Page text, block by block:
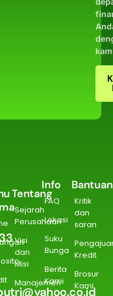
Tentang
Sejarah
Perusahaan
Visi
dan
Misi
Manajemen
Info
FAQ
Lokasi
Suku
Bunga
Berita
Kami
Bantuan
Kritik
dan
saran
Kredit
Brosur
Kami